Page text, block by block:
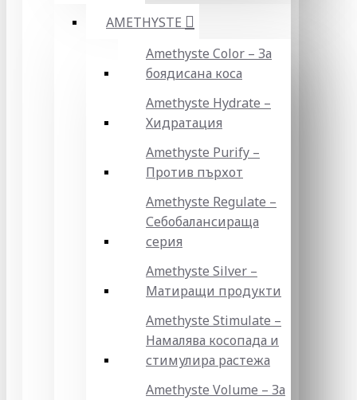
AMETHYSTE
Amethyste Color – За
боядисана коса
Amethyste Hydrate –
Хидратация
Amethyste Purify –
Против пърхот
Amethyste Regulate –
Себобалансираща
серия
Amethyste Silver –
Матиращи продукти
Amethyste Stimulate –
Намалява косопада и
стимулира растежа
Amethyste Volume – За